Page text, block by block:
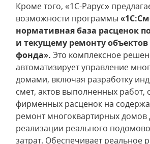
Кроме того, «1С-Рарус»
возможности программы
нормативная база расценок
и текущему ремонту
фонда». Это комплексное
автоматизирует управление
домами, включая разработку
смет, актов выполненных работ,
фирменных расценок на
ремонт многоквартирных домов
реализации реального
затрат. Обеспечивает реальное